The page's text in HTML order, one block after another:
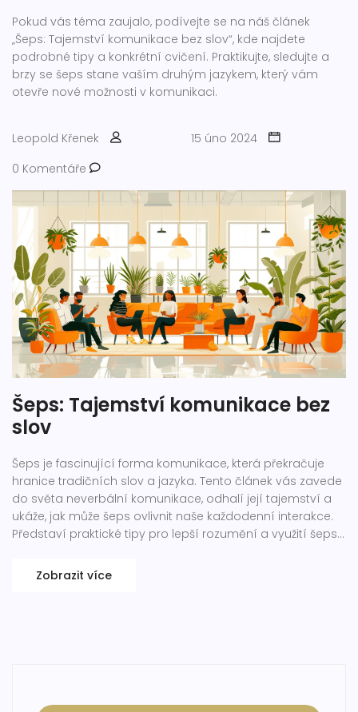
Pokud vás téma zaujalo, podívejte se na náš článek
„Šeps: Tajemství komunikace bez slov“, kde najdete
podrobné tipy a konkrétní cvičení. Praktikujte, sledujte a
brzy se šeps stane vaším druhým jazykem, který vám
otevře nové možnosti v komunikaci.
Leopold Křenek
15 úno 2024
0 Komentáře
Šeps: Tajemství komunikace bez
slov
Šeps je fascinující forma komunikace, která překračuje
hranice tradičních slov a jazyka. Tento článek vás zavede
do světa neverbální komunikace, odhalí její tajemství a
ukáže, jak může šeps ovlivnit naše každodenní interakce.
Představí praktické tipy pro lepší rozumění a využití šepsu
sféře.Zobrazit více